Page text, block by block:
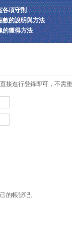
各項守則
數的說明與方法
的獲得方法
接進行登錄即可，不需
的帳號吧。